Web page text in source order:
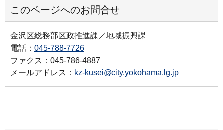
このページへのお問合せ
金沢区総務部区政推進課／地域振興課
電話： 045-788-7726
ファクス：045-786-4887
メールアドレス： kz-kusei@city.yokohama.lg.jp